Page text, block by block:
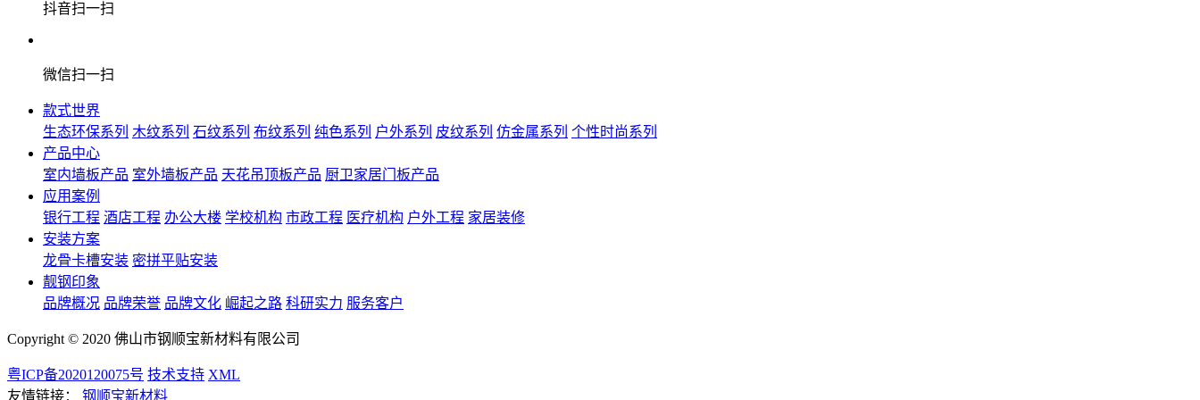
抖音扫一扫
微信扫一扫
款式世界
生态环保系列 木纹系列 石纹系列 布纹系列 纯色系列 户外系列 皮纹系列 仿金属系列 个性时尚系列
产品中心
室内墙板产品 室外墙板产品 天花吊顶板产品 厨卫家居门板产品
应用案例
银行工程 酒店工程 办公大楼 学校机构 市政工程 医疗机构 户外工程 家居装修
安装方案
龙骨卡槽安装 密拼平贴安装
靓钢印象
品牌概况 品牌荣誉 品牌文化 崛起之路 科研实力 服务客户
Copyright © 2020 佛山市钢顺宝新材料有限公司
粤ICP备2020120075号 技术支持 XML
友情链接：
钢顺宝新材料